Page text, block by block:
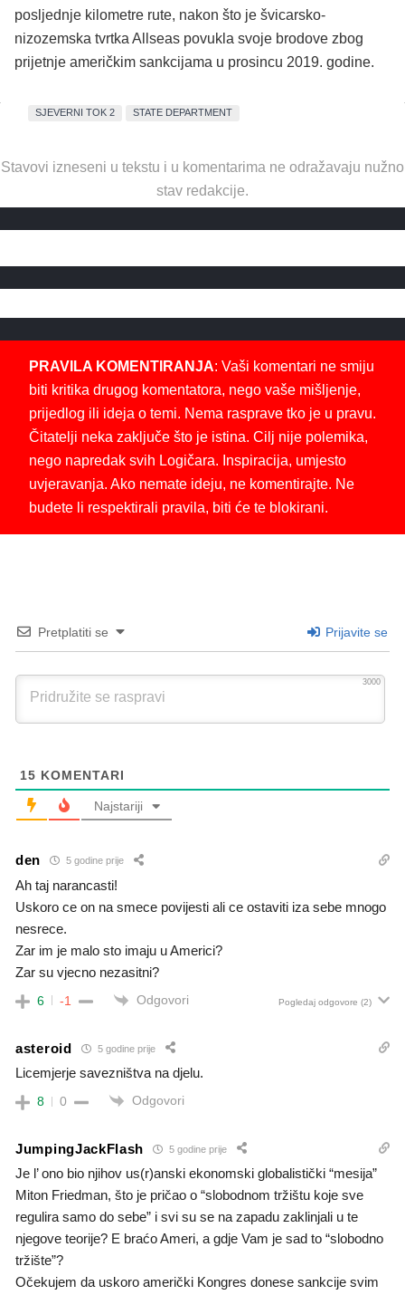
posljednje kilometre rute, nakon što je švicarsko-
nizozemska tvrtka Allseas povukla svoje brodove zbog
prijetnje američkim sankcijama u prosincu 2019. godine.
SJEVERNI TOK 2 STATE DEPARTMENT
Stavovi izneseni u tekstu i u komentarima ne odražavaju nužno
stav redakcije.
PRAVILA KOMENTIRANJA: Vaši komentari ne smiju
biti kritika drugog komentatora, nego vaše mišljenje,
prijedlog ili ideja o temi. Nema rasprave tko je u pravu.
Čitatelji neka zaključe što je istina. Cilj nije polemika,
nego napredak svih Logičara. Inspiracija, umjesto
uvjeravanja. Ako nemate ideju, ne komentirajte. Ne
budete li respektirali pravila, biti će te blokirani.
Pretplatiti se Prijavite se
3000
15 KOMENTARI
Najstariji
den 5 godine prije
Ah taj narancasti!
Uskoro ce on na smece povijesti ali ce ostaviti iza sebe mnogo
nesrece.
Zar im je malo sto imaju u Americi?
Zar su vjecno nezasitni?
6 -1 Odgovori Pogledaj odgovore (2)
asteroid 5 godine prije
Licemjerje savezništva na djelu.
8 0 Odgovori
JumpingJackFlash 5 godine prije
Je l’ ono bio njihov us(r)anski ekonomski globalistički “mesija”
Miton Friedman, što je pričao o “slobodnom tržištu koje sve
regulira samo do sebe” i svi su se na zapadu zaklinjali u te
njegove teorije? E braćo Ameri, a gdje Vam je sad to “slobodno
tržište”?
Očekujem da uskoro američki Kongres donese sankcije svim